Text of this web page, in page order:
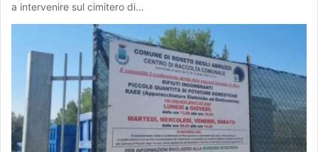
a intervenire sul cimitero di…